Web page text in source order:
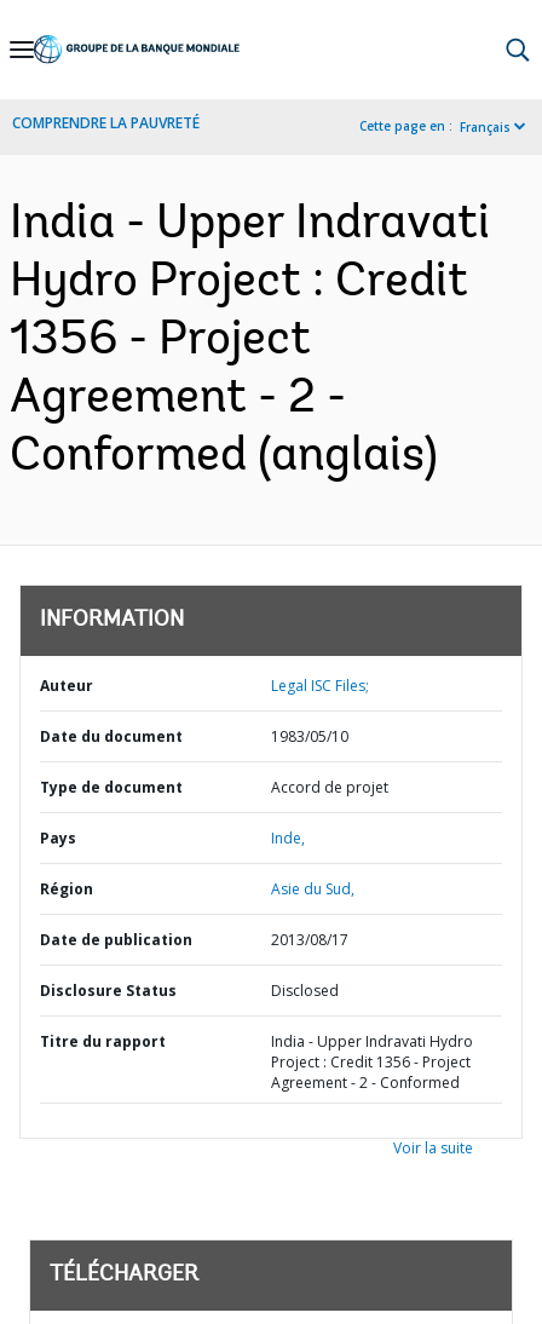
Skip
Navigation
COMPRENDRE LA PAUVRETÉ Cette page en : Français
India - Upper Indravati
Hydro Project : Credit
1356 - Project
Agreement - 2 -
Conformed (anglais)
INFORMATION
Auteur Legal ISC Files;
Date du document 1983/05/10
Type de document Accord de projet
Pays Inde,
Région Asie du Sud,
Date de publication 2013/08/17
Disclosure Status Disclosed
Titre du rapport
India - Upper Indravati Hydro
Project : Credit 1356 - Project
Agreement - 2 - Conformed
Voir la suite
TÉLÉCHARGER